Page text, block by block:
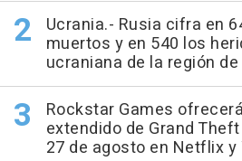
Ucrania.- Rusia cifra en
muertos y en 540 los
ucraniana de la región
Rockstar Games
extendido de Grand
27 de agosto en Netflix y